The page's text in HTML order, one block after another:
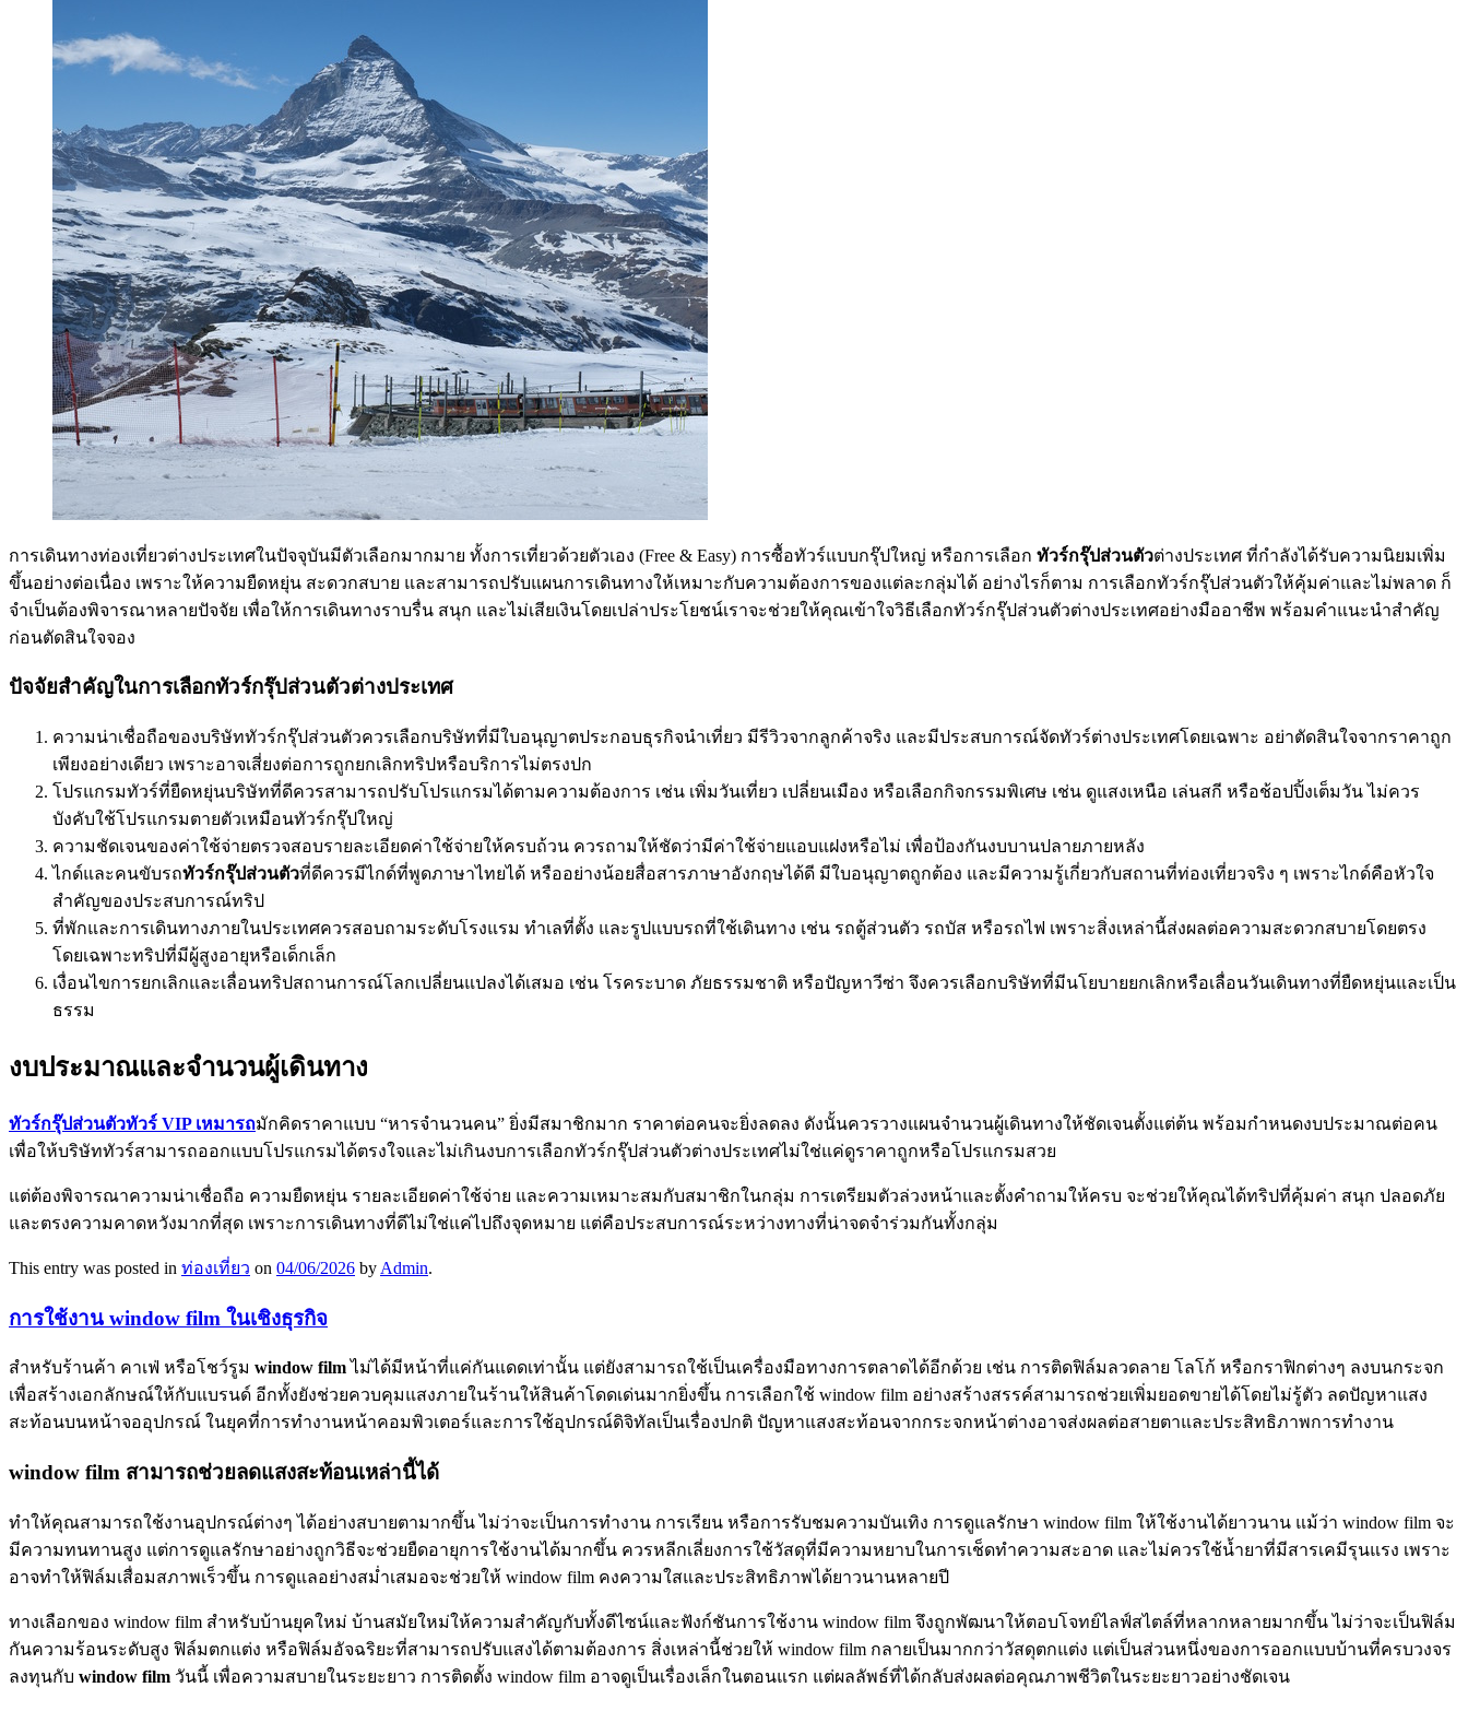
การเดินทางท่องเที่ยวต่างประเทศในปัจจุบันมีตัวเลือกมากมาย ทั้งการเที่ยวด้วยตัวเอง (Free & Easy) การซื้อทัวร์แบบกรุ๊ปใหญ่ หรือการเลือก ทัวร์กรุ๊ปส่วนตัวต่างประเทศ ที่กำลังได้รับความนิยมเพิ่ม
ขึ้นอย่างต่อเนื่อง เพราะให้ความยืดหยุ่น สะดวกสบาย และสามารถปรับแผนการเดินทางให้เหมาะกับความต้องการของแต่ละกลุ่มได้ อย่างไรก็ตาม การเลือกทัวร์กรุ๊ปส่วนตัวให้คุ้มค่าและไม่พลาด ก็
จำเป็นต้องพิจารณาหลายปัจจัย เพื่อให้การเดินทางราบรื่น สนุก และไม่เสียเงินโดยเปล่าประโยชน์เราจะช่วยให้คุณเข้าใจวิธีเลือกทัวร์กรุ๊ปส่วนตัวต่างประเทศอย่างมืออาชีพ พร้อมคำแนะนำสำคัญ
ก่อนตัดสินใจจอง
ปัจจัยสำคัญในการเลือกทัวร์กรุ๊ปส่วนตัวต่างประเทศ
ความน่าเชื่อถือของบริษัททัวร์กรุ๊ปส่วนตัวควรเลือกบริษัทที่มีใบอนุญาตประกอบธุรกิจนำเที่ยว มีรีวิวจากลูกค้าจริง และมีประสบการณ์จัดทัวร์ต่างประเทศโดยเฉพาะ อย่าตัดสินใจจากราคาถูก
เพียงอย่างเดียว เพราะอาจเสี่ยงต่อการถูกยกเลิกทริปหรือบริการไม่ตรงปก
โปรแกรมทัวร์ที่ยืดหยุ่นบริษัทที่ดีควรสามารถปรับโปรแกรมได้ตามความต้องการ เช่น เพิ่มวันเที่ยว เปลี่ยนเมือง หรือเลือกกิจกรรมพิเศษ เช่น ดูแสงเหนือ เล่นสกี หรือช้อปปิ้งเต็มวัน ไม่ควร
บังคับใช้โปรแกรมตายตัวเหมือนทัวร์กรุ๊ปใหญ่
ความชัดเจนของค่าใช้จ่ายตรวจสอบรายละเอียดค่าใช้จ่ายให้ครบถ้วน ควรถามให้ชัดว่ามีค่าใช้จ่ายแอบแฝงหรือไม่ เพื่อป้องกันงบบานปลายภายหลัง
ไกด์และคนขับรถทัวร์กรุ๊ปส่วนตัวที่ดีควรมีไกด์ที่พูดภาษาไทยได้ หรืออย่างน้อยสื่อสารภาษาอังกฤษได้ดี มีใบอนุญาตถูกต้อง และมีความรู้เกี่ยวกับสถานที่ท่องเที่ยวจริง ๆ เพราะไกด์คือหัวใจ
สำคัญของประสบการณ์ทริป
ที่พักและการเดินทางภายในประเทศควรสอบถามระดับโรงแรม ทำเลที่ตั้ง และรูปแบบรถที่ใช้เดินทาง เช่น รถตู้ส่วนตัว รถบัส หรือรถไฟ เพราะสิ่งเหล่านี้ส่งผลต่อความสะดวกสบายโดยตรง
โดยเฉพาะทริปที่มีผู้สูงอายุหรือเด็กเล็ก
เงื่อนไขการยกเลิกและเลื่อนทริปสถานการณ์โลกเปลี่ยนแปลงได้เสมอ เช่น โรคระบาด ภัยธรรมชาติ หรือปัญหาวีซ่า จึงควรเลือกบริษัทที่มีนโยบายยกเลิกหรือเลื่อนวันเดินทางที่ยืดหยุ่นและเป็น
ธรรม
งบประมาณและจำนวนผู้เดินทาง
ทัวร์กรุ๊ปส่วนตัวทัวร์ VIP เหมารถมักคิดราคาแบบ “หารจำนวนคน” ยิ่งมีสมาชิกมาก ราคาต่อคนจะยิ่งลดลง ดังนั้นควรวางแผนจำนวนผู้เดินทางให้ชัดเจนตั้งแต่ต้น พร้อมกำหนดงบประมาณต่อคน
เพื่อให้บริษัททัวร์สามารถออกแบบโปรแกรมได้ตรงใจและไม่เกินงบการเลือกทัวร์กรุ๊ปส่วนตัวต่างประเทศไม่ใช่แค่ดูราคาถูกหรือโปรแกรมสวย
แต่ต้องพิจารณาความน่าเชื่อถือ ความยืดหยุ่น รายละเอียดค่าใช้จ่าย และความเหมาะสมกับสมาชิกในกลุ่ม การเตรียมตัวล่วงหน้าและตั้งคำถามให้ครบ จะช่วยให้คุณได้ทริปที่คุ้มค่า สนุก ปลอดภัย
และตรงความคาดหวังมากที่สุด เพราะการเดินทางที่ดีไม่ใช่แค่ไปถึงจุดหมาย แต่คือประสบการณ์ระหว่างทางที่น่าจดจำร่วมกันทั้งกลุ่ม
This entry was posted in ท่องเที่ยว on 04/06/2026 by Admin.
การใช้งาน window film ในเชิงธุรกิจ
สำหรับร้านค้า คาเฟ่ หรือโชว์รูม window filmไม่ได้มีหน้าที่แค่กันแดดเท่านั้น แต่ยังสามารถใช้เป็นเครื่องมือทางการตลาดได้อีกด้วย เช่น การติดฟิล์มลวดลาย โลโก้ หรือกราฟิกต่างๆ ลงบนกระจก
เพื่อสร้างเอกลักษณ์ให้กับแบรนด์ อีกทั้งยังช่วยควบคุมแสงภายในร้านให้สินค้าโดดเด่นมากยิ่งขึ้น การเลือกใช้ window film อย่างสร้างสรรค์สามารถช่วยเพิ่มยอดขายได้โดยไม่รู้ตัว ลดปัญหาแสง
สะท้อนบนหน้าจออุปกรณ์ ในยุคที่การทำงานหน้าคอมพิวเตอร์และการใช้อุปกรณ์ดิจิทัลเป็นเรื่องปกติ ปัญหาแสงสะท้อนจากกระจกหน้าต่างอาจส่งผลต่อสายตาและประสิทธิภาพการทำงาน
window film สามารถช่วยลดแสงสะท้อนเหล่านี้ได้
ทำให้คุณสามารถใช้งานอุปกรณ์ต่างๆ ได้อย่างสบายตามากขึ้น ไม่ว่าจะเป็นการทำงาน การเรียน หรือการรับชมความบันเทิง การดูแลรักษา window film ให้ใช้งานได้ยาวนาน แม้ว่า window film จะ
มีความทนทานสูง แต่การดูแลรักษาอย่างถูกวิธีจะช่วยยืดอายุการใช้งานได้มากขึ้น ควรหลีกเลี่ยงการใช้วัสดุที่มีความหยาบในการเช็ดทำความสะอาด และไม่ควรใช้น้ำยาที่มีสารเคมีรุนแรง เพราะ
อาจทำให้ฟิล์มเสื่อมสภาพเร็วขึ้น การดูแลอย่างสม่ำเสมอจะช่วยให้ window film คงความใสและประสิทธิภาพได้ยาวนานหลายปี
ทางเลือกของ window film สำหรับบ้านยุคใหม่ บ้านสมัยใหม่ให้ความสำคัญกับทั้งดีไซน์และฟังก์ชันการใช้งาน window film จึงถูกพัฒนาให้ตอบโจทย์ไลฟ์สไตล์ที่หลากหลายมากขึ้น ไม่ว่าจะเป็นฟิล์ม
กันความร้อนระดับสูง ฟิล์มตกแต่ง หรือฟิล์มอัจฉริยะที่สามารถปรับแสงได้ตามต้องการ สิ่งเหล่านี้ช่วยให้ window film กลายเป็นมากกว่าวัสดุตกแต่ง แต่เป็นส่วนหนึ่งของการออกแบบบ้านที่ครบวงจร
ลงทุนกับ window film วันนี้ เพื่อความสบายในระยะยาว การติดตั้ง window film อาจดูเป็นเรื่องเล็กในตอนแรก แต่ผลลัพธ์ที่ได้กลับส่งผลต่อคุณภาพชีวิตในระยะยาวอย่างชัดเจน